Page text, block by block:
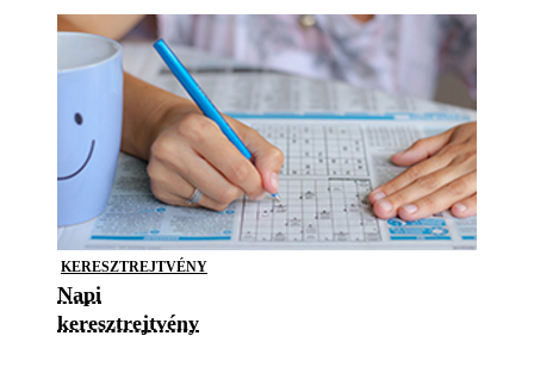
KERESZTREJTVÉNY
Napi
keresztrejtvény